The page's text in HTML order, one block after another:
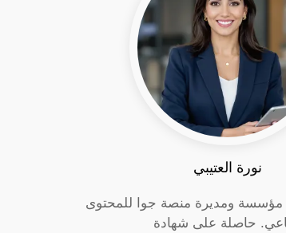
نورة العتيبي
مؤسسة ومديرة منصة جوا للمحتوى
حاصلة على شهادة